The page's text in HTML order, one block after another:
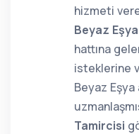
hizmeti
Beyaz
hattına
isteklerine
Beyaz Eşya
Tamircisi